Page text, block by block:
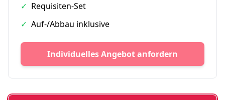
✓ Requisiten-Set
✓ Auf-/Abbau inklusive
Individuelles Angebot anfordern